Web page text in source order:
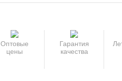
Оптовые
цены
Гарантия
качества